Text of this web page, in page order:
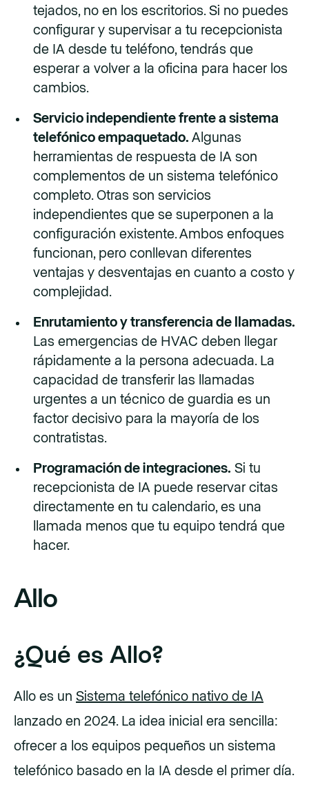
tejados, no en los escritorios. Si no puedes
configurar y supervisar a tu recepcionista
de IA desde tu teléfono, tendrás que
esperar a volver a la oficina para hacer los
cambios.
Servicio independiente frente a sistema
telefónico empaquetado. Algunas
herramientas de respuesta de IA son
complementos de un sistema telefónico
completo. Otras son servicios
independientes que se superponen a la
configuración existente. Ambos enfoques
funcionan, pero conllevan diferentes
ventajas y desventajas en cuanto a costo y
complejidad.
Enrutamiento y transferencia de llamadas.
Las emergencias de HVAC deben llegar
rápidamente a la persona adecuada. La
capacidad de transferir las llamadas
urgentes a un técnico de guardia es un
factor decisivo para la mayoría de los
contratistas.
Programación de integraciones. Si tu
recepcionista de IA puede reservar citas
directamente en tu calendario, es una
llamada menos que tu equipo tendrá que
hacer.
Allo
¿Qué es Allo?
Allo es un Sistema telefónico nativo de IA
lanzado en 2024. La idea inicial era sencilla:
ofrecer a los equipos pequeños un sistema
telefónico basado en la IA desde el primer día.